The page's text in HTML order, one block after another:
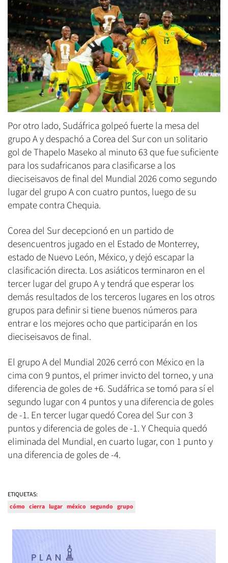
Por otro lado, Sudáfrica golpeó fuerte la mesa del
grupo A y despachó a Corea del Sur con un solitario
gol de Thapelo Maseko al minuto 63 que fue suficiente
para los sudafricanos para clasificarse a los
dieciseisavos de final del Mundial 2026 como segundo
lugar del grupo A con cuatro puntos, luego de su
empate contra Chequia.
Corea del Sur decepcionó en un partido de
desencuentros jugado en el Estado de Monterrey,
estado de Nuevo León, México, y dejó escapar la
clasificación directa. Los asiáticos terminaron en el
tercer lugar del grupo A y tendrá que esperar los
demás resultados de los terceros lugares en los otros
grupos para definir si tiene buenos números para
entrar e los mejores ocho que participarán en los
dieciseisavos de final.
El grupo A del Mundial 2026 cerró con México en la
cima con 9 puntos, el primer invicto del torneo, y una
diferencia de goles de +6. Sudáfrica se tomó para sí el
segundo lugar con 4 puntos y una diferencia de goles
de -1. En tercer lugar quedó Corea del Sur con 3
puntos y diferencia de goles de -1. Y Chequia quedó
eliminada del Mundial, en cuarto lugar, con 1 punto y
una diferencia de goles de -4.
ETIQUETAS:
cómo cierra lugar méxico segundo grupo